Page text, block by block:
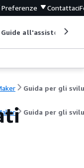
Preferenze Contattaci
Guide all'assistenza
Guida per gli